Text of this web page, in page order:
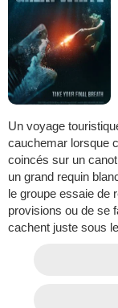
Un voyage
cauchemar lorsque
coincés sur un
un grand requin
le groupe essaie de
provisions ou de se
cachent juste sous